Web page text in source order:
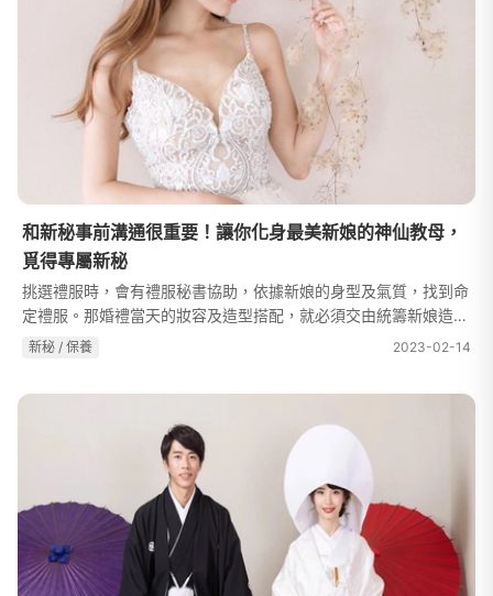
和新秘事前溝通很重要！讓你化身最美新娘的神仙教母，
覓得專屬新秘
挑選禮服時，會有禮服秘書協助，依據新娘的身型及氣質，找到命
定禮服。那婚禮當天的妝容及造型搭配，就必須交由統籌新娘造型
的神仙教母－新娘祕書了！但是，每位新秘擅長的妝感、風格都有
新秘 / 保養 2023-02-14